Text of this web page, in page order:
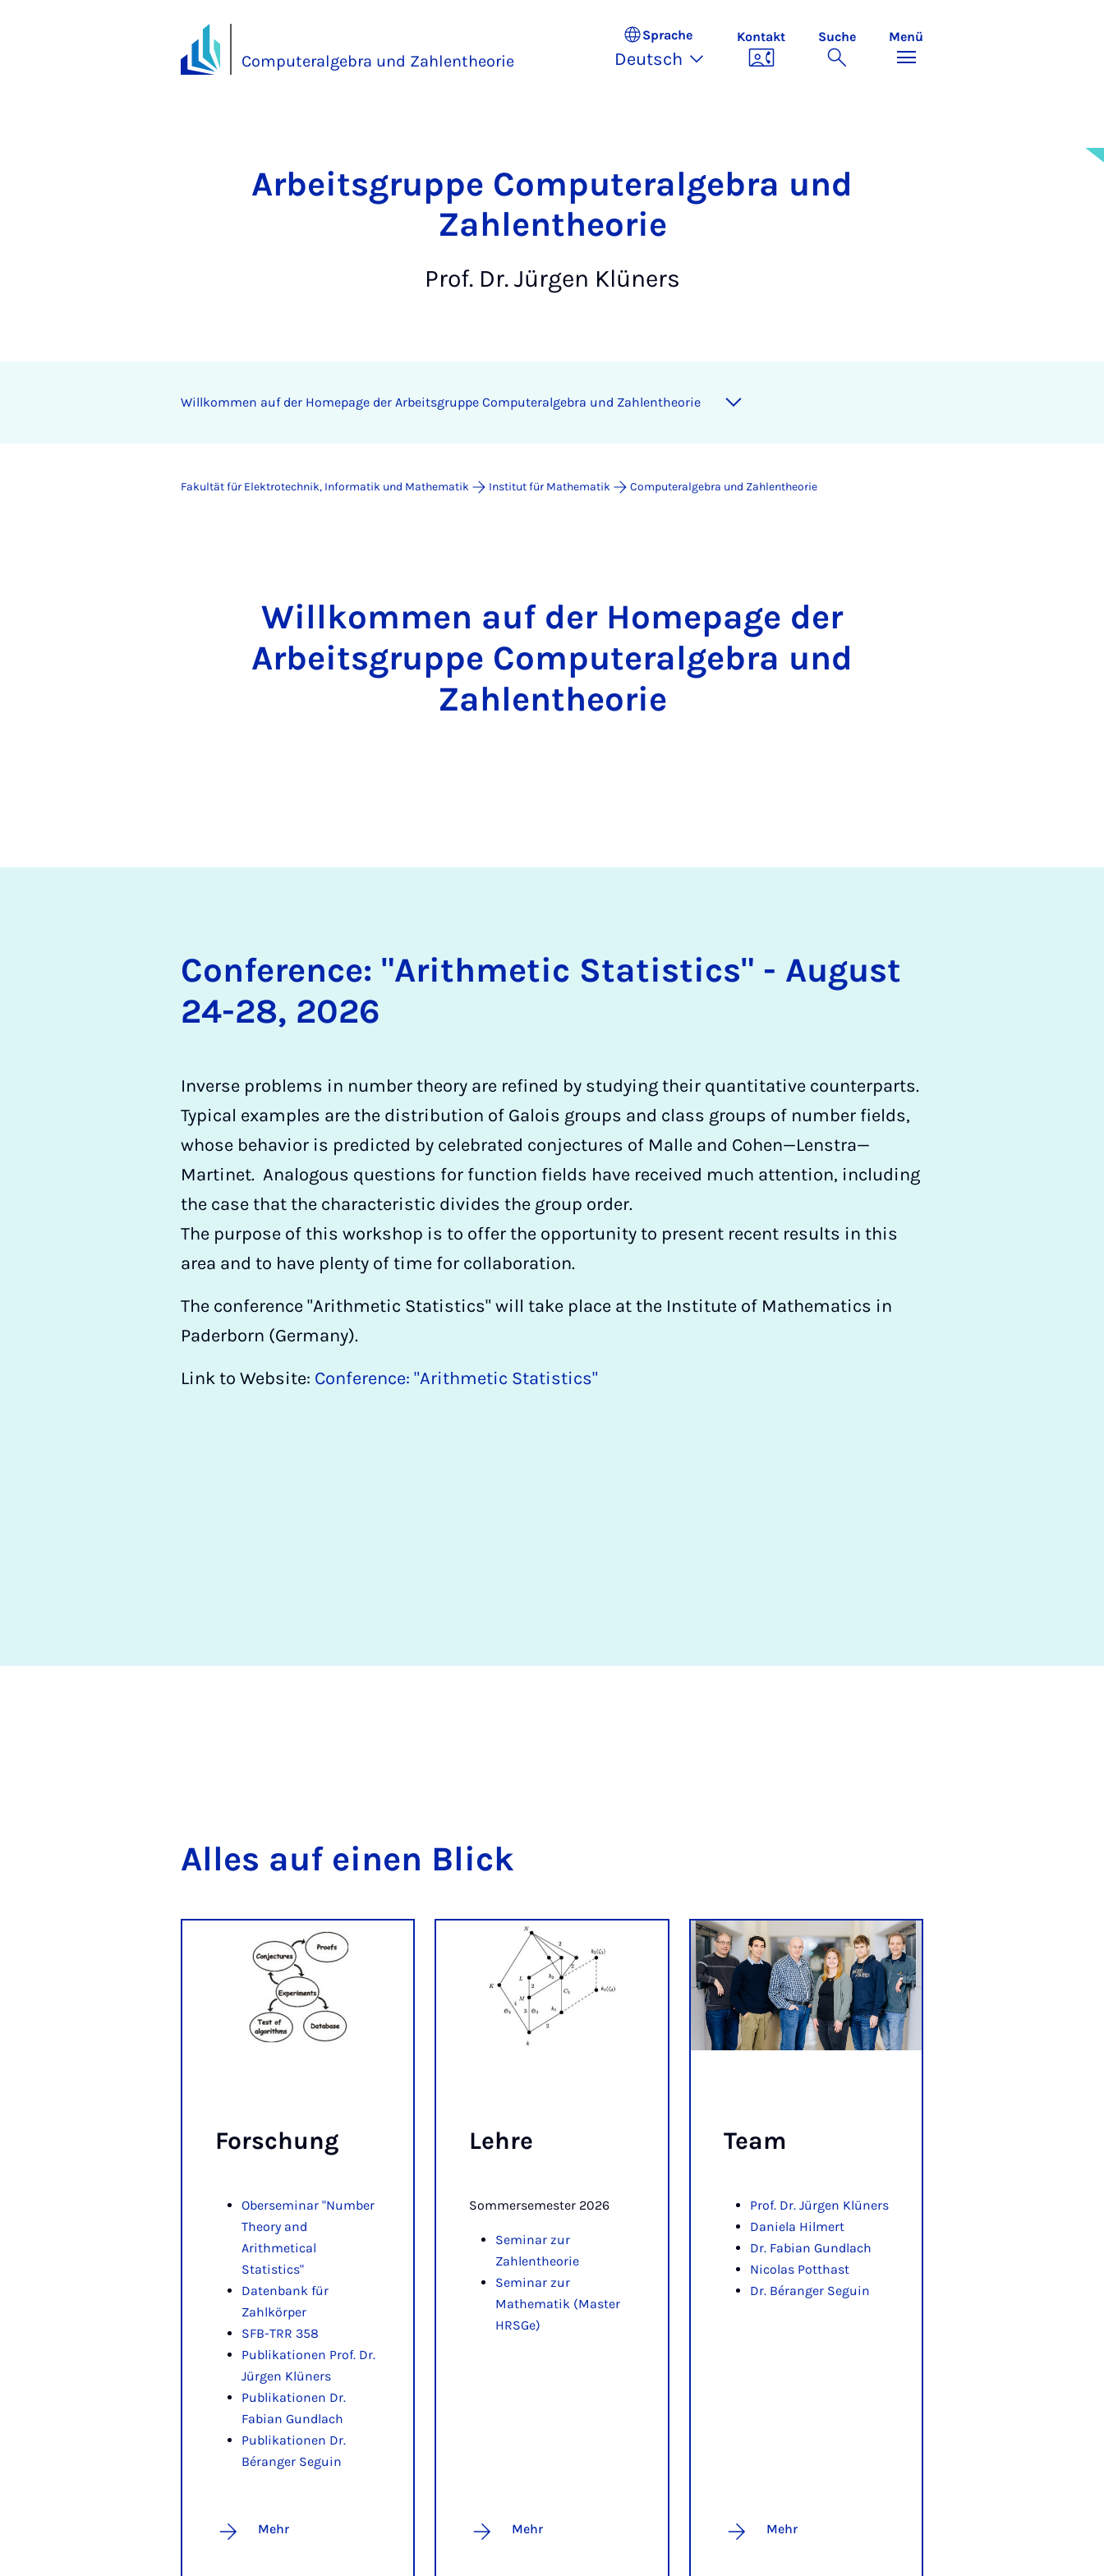
Computeralgebra und Zahlentheorie
Sprache
Deutsch
Kontakt Suche Menü
Arbeitsgruppe Computeralgebra und
Zahlentheorie
Prof. Dr. Jürgen Klüners
Willkommen auf der Homepage der Arbeitsgruppe Computeralgebra und Zahlentheorie
Fakultät für Elektrotechnik, Informatik und Mathematik Institut für Mathematik Computeralgebra und Zahlentheorie
Willkommen auf der Homepage der
Arbeitsgruppe Computeralgebra und
Zahlentheorie
Con­fe­rence: "Arith­me­tic Sta­ti­stics" - Au­gust
24-28, 2026
Inverse problems in number theory are refined by studying their quantitative counterparts.
Typical examples are the distribution of Galois groups and class groups of number fields,
whose behavior is predicted by celebrated conjectures of Malle and Cohen—Lenstra—
Martinet. Analogous questions for function fields have received much attention, including
the case that the characteristic divides the group order.
The purpose of this workshop is to offer the opportunity to present recent results in this
area and to have plenty of time for collaboration.
The conference "Arithmetic Statistics" will take place at the Institute of Mathematics in
Paderborn (Germany).
Link to Website: Conference: "Arithmetic Statistics"
Al­les auf einen Blick
For­schung
Oberseminar "Number
Theory and
Arithmetical
Statistics"
Datenbank für
Zahlkörper
SFB-TRR 358
Publikationen Prof. Dr.
Jürgen Klüners
Publikationen Dr.
Fabian Gundlach
Publikationen Dr.
Béranger Seguin
Mehr
Leh­re
Sommersemester 2026
Seminar zur
Zahlentheorie
Seminar zur
Mathematik (Master
HRSGe)
Mehr
Team
Prof. Dr. Jürgen Klüners
Daniela Hilmert
Dr. Fabian Gundlach
Nicolas Potthast
Dr. Béranger Seguin
Mehr